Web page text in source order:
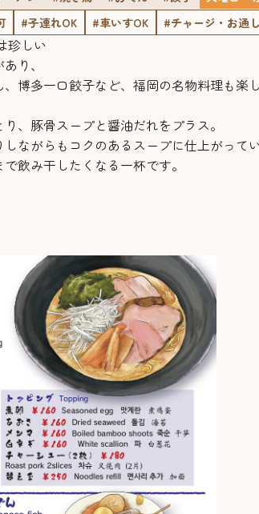
#子連れOK #車いすOK #チャージ・お通
珍しい
り、
博多一口餃子など、福岡の名物料理も楽し
、豚骨スープと醤油だれをプラス。
ながらもコクのあるスープに仕上がってい
飲み干したくなる一杯です。